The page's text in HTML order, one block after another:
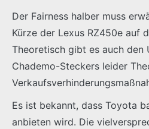
Der Fairness halber muss
Kürze der Lexus RZ450e auf
Theoretisch gibt es auch den
Chademo-Steckers leider
Es ist bekannt, dass Toyota
anbieten wird. Die